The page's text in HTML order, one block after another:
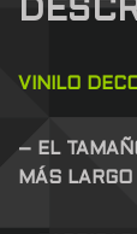
VINILO
– EL
MÁS LARGO